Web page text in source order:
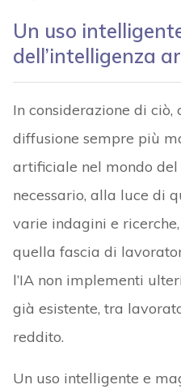
Un uso
dell’intelligenza
In considerazione di
diffusione sempre più
artificiale nel mondo
necessario, alla luce di
varie indagini e
quella fascia di
l’IA non implementi
già esistente, tra
reddito.
Un uso intelligente e